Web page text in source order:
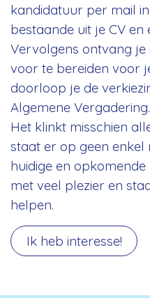
kandidatuur per mail
bestaande uit je CV en
Vervolgens ontvang je
voor te bereiden voor
doorloop je de
Algemene
Het klinkt misschien
staat er op geen
huidige en
met veel plezier en
helpen.
Ik heb interesse!